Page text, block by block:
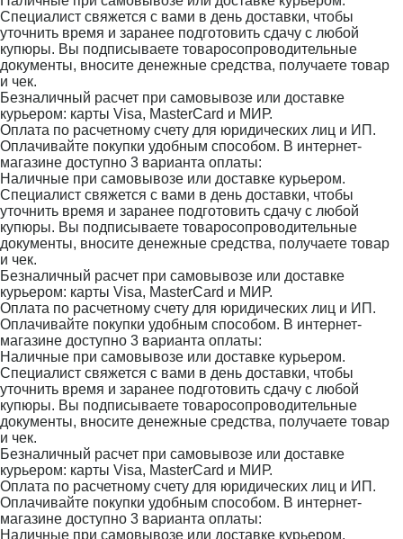
Специалист свяжется с вами в день доставки, чтобы
уточнить время и заранее подготовить сдачу с любой
купюры. Вы подписываете товаросопроводительные
документы, вносите денежные средства, получаете товар
и чек.
Безналичный расчет при самовывозе или доставке
курьером: карты Visa, MasterCard и МИР.
Оплата по расчетному счету для юридических лиц и ИП.
Оплачивайте покупки удобным способом. В интернет-
магазине доступно 3 варианта оплаты:
Наличные при самовывозе или доставке курьером.
Специалист свяжется с вами в день доставки, чтобы
уточнить время и заранее подготовить сдачу с любой
купюры. Вы подписываете товаросопроводительные
документы, вносите денежные средства, получаете товар
и чек.
Безналичный расчет при самовывозе или доставке
курьером: карты Visa, MasterCard и МИР.
Оплата по расчетному счету для юридических лиц и ИП.
Оплачивайте покупки удобным способом. В интернет-
магазине доступно 3 варианта оплаты:
Наличные при самовывозе или доставке курьером.
Специалист свяжется с вами в день доставки, чтобы
уточнить время и заранее подготовить сдачу с любой
купюры. Вы подписываете товаросопроводительные
документы, вносите денежные средства, получаете товар
и чек.
Безналичный расчет при самовывозе или доставке
курьером: карты Visa, MasterCard и МИР.
Оплата по расчетному счету для юридических лиц и ИП.
Оплачивайте покупки удобным способом. В интернет-
магазине доступно 3 варианта оплаты:
Наличные при самовывозе или доставке курьером.